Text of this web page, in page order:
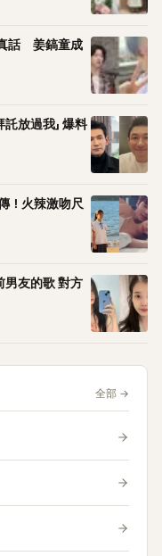
兩位男成員組成。不
於 2002 年解散。 團
與歌唱實力持續活躍演
李尚敏 的賞識有關。
持續活躍於綜藝節
百萬訂閱，近年內容深
真話 姜鎬童成
放過我」 爆料
！火辣激吻尺
男友的歌 對方
全部 →